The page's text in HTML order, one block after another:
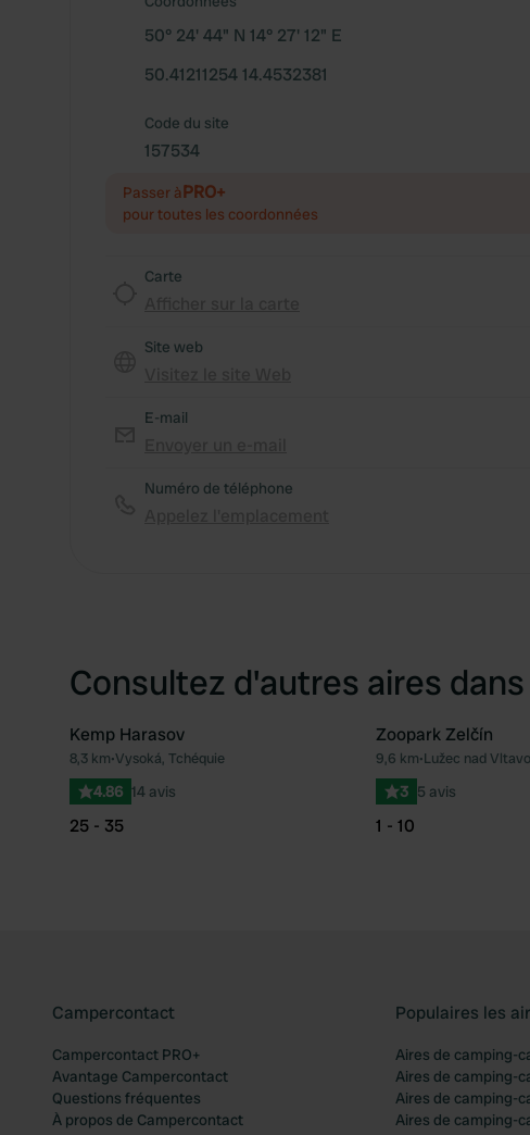
50° 24' 44" N 14° 27' 12" E
50.41211254 14.4532381
Code du site
157534
Passer àPRO+
pour toutes les coordonnées
Carte
Site web
E-mail
Numéro de téléphone
Consultez d'autres aires
Préféré
Kemp Harasov
8,3 km•Vysoká, Tchéquie
4.86 14 avis
25 - 35
Zoopark Zelčín
9,6 km•Lužec nad
3 5 avis
1 - 10
Campercontact
Campercontact PRO+
Avantage Campercontact
Questions fréquentes
À propos de Campercontact
Populaires les
Aires de camping-
Aires de camping-
Aires de camping-
Aires de camping-